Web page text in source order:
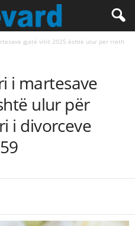
gjatë vitit 2025 është ulur për rreth
i martesave
ulur për
i divorceve